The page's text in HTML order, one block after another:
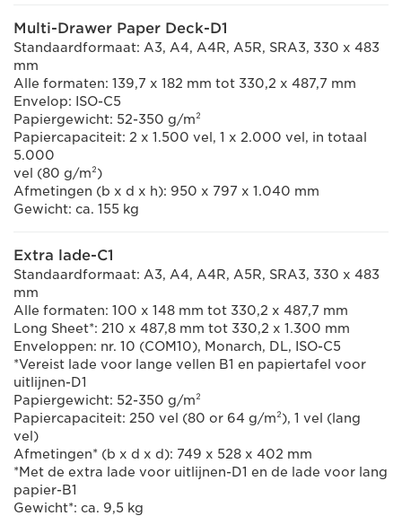
Multi-Drawer Paper Deck-D1
Standaardformaat: A3, A4, A4R, A5R, SRA3, 330 x 483
mm
Alle formaten: 139,7 x 182 mm tot 330,2 x 487,7 mm
Envelop: ISO-C5
Papiergewicht: 52-350 g/m²
Papiercapaciteit: 2 x 1.500 vel, 1 x 2.000 vel, in totaal
5.000
vel (80 g/m²)
Afmetingen (b x d x h): 950 x 797 x 1.040 mm
Gewicht: ca. 155 kg
Extra lade-C1
Standaardformaat: A3, A4, A4R, A5R, SRA3, 330 x 483
mm
Alle formaten: 100 x 148 mm tot 330,2 x 487,7 mm
Long Sheet*: 210 x 487,8 mm tot 330,2 x 1.300 mm
Enveloppen: nr. 10 (COM10), Monarch, DL, ISO-C5
*Vereist lade voor lange vellen B1 en papiertafel voor
uitlijnen-D1
Papiergewicht: 52-350 g/m²
Papiercapaciteit: 250 vel (80 or 64 g/m²), 1 vel (lang
vel)
Afmetingen* (b x d x d): 749 x 528 x 402 mm
*Met de extra lade voor uitlijnen-D1 en de lade voor lang
papier-B1
Gewicht*: ca. 9,5 kg